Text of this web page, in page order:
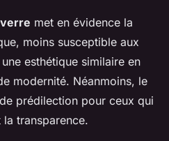
verre met en évidence la
moins susceptible aux
esthétique similaire en
modernité. Néanmoins, le
prédilection pour ceux qui
transparence.